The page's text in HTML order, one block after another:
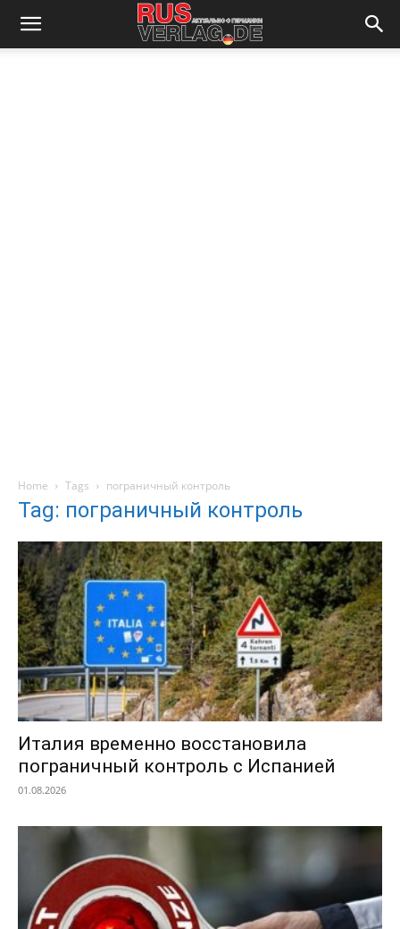
Home Tags пограничный контроль
Tag: пограничный контроль
Италия временно восстановила
пограничный контроль с Испанией
01.08.2026